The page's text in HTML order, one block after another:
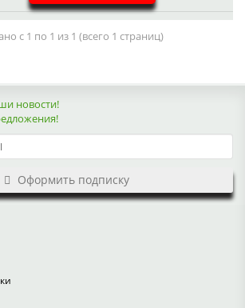
с 1 по 1 из 1 (всего 1 страниц)
новости!
Оформить подписку